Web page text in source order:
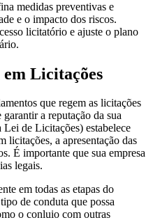
medidas preventivas e
e o impacto dos riscos.
licitatório e ajuste o plano
Licitações
que regem as licitações
a reputação da sua
de Licitações) estabelece
licitações, a apresentação das
É importante que sua empresa
legais.
em todas as etapas do
de conduta que possa
o conluio com outras